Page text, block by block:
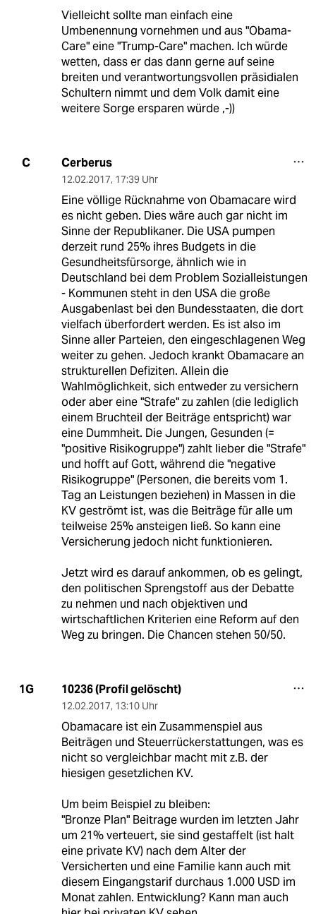
Vielleicht sollte man einfach eine
Umbenennung vornehmen und aus "Obama-
Care" eine "Trump-Care" machen. Ich würde
wetten, dass er das dann gerne auf seine
breiten und verantwortungsvollen präsidialen
Schultern nimmt und dem Volk damit eine
weitere Sorge ersparen würde ,-))
C Cerberus
12.02.2017, 17:39 Uhr
Eine völlige Rücknahme von Obamacare wird
es nicht geben. Dies wäre auch gar nicht im
Sinne der Republikaner. Die USA pumpen
derzeit rund 25% ihres Budgets in die
Gesundheitsfürsorge, ähnlich wie in
Deutschland bei dem Problem Sozialleistungen
- Kommunen steht in den USA die große
Ausgabenlast bei den Bundesstaaten, die dort
vielfach überfordert werden. Es ist also im
Sinne aller Parteien, den eingeschlagenen Weg
weiter zu gehen. Jedoch krankt Obamacare an
strukturellen Defiziten. Allein die
Wahlmöglichkeit, sich entweder zu versichern
oder aber eine "Strafe" zu zahlen (die lediglich
einem Bruchteil der Beiträge entspricht) war
eine Dummheit. Die Jungen, Gesunden (=
"positive Risikogruppe") zahlt lieber die "Strafe"
und hofft auf Gott, während die "negative
Risikogruppe" (Personen, die bereits vom 1.
Tag an Leistungen beziehen) in Massen in die
KV geströmt ist, was die Beiträge für alle um
teilweise 25% ansteigen ließ. So kann eine
Versicherung jedoch nicht funktionieren.
Jetzt wird es darauf ankommen, ob es gelingt,
den politischen Sprengstoff aus der Debatte
zu nehmen und nach objektiven und
wirtschaftlichen Kriterien eine Reform auf den
Weg zu bringen. Die Chancen stehen 50/50.
1G 10236 (Profil gelöscht)
12.02.2017, 13:10 Uhr
Obamacare ist ein Zusammenspiel aus
Beiträgen und Steuerrückerstattungen, was es
nicht so vergleichbar macht mit z.B. der
hiesigen gesetzlichen KV.
Um beim Beispiel zu bleiben:
"Bronze Plan" Beitrage wurden im letzten Jahr
um 21% verteuert, sie sind gestaffelt (ist halt
eine private KV) nach dem Alter der
Versicherten und eine Familie kann auch mit
diesem Eingangstarif durchaus 1.000 USD im
Monat zahlen. Entwicklung? Kann man auch